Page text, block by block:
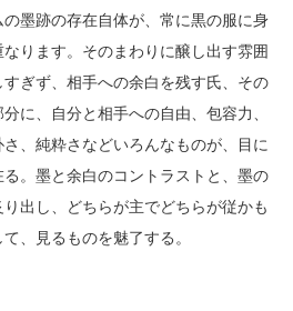
墨跡の存在自体が、常に黒の服に身
ります。そのまわりに醸し出す雰囲
ぎず、相手への余白を残す氏、その
に、自分と相手への自由、包容力、
、純粋さなどいろんなものが、目に
。墨と余白のコントラストと、墨の
出し、どちらが主でどちらが従かも
、見るものを魅了する。